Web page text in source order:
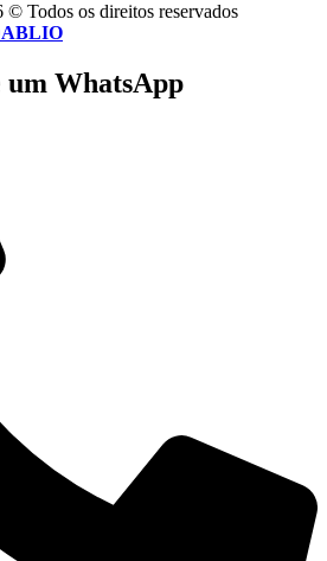
© Todos os direitos reservados
um WhatsApp